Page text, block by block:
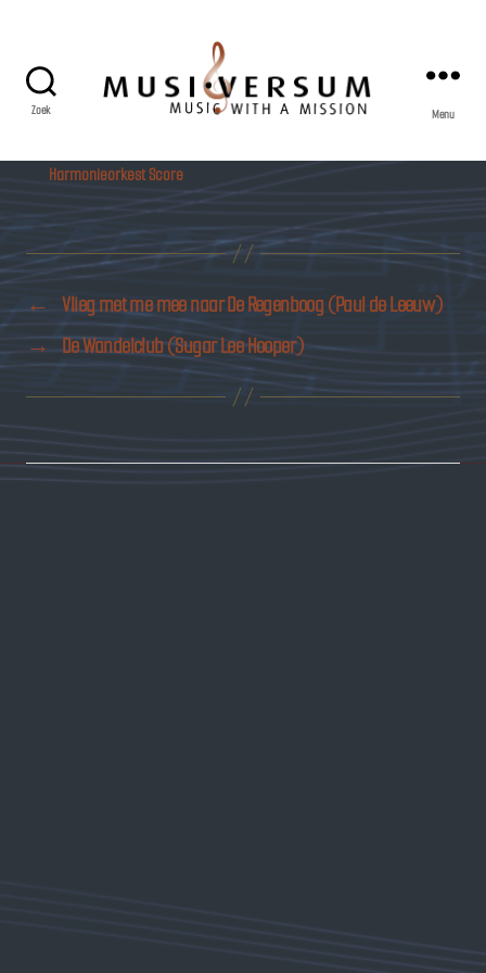
Zoek Menu
Harmonieorkest Score
←
Vlieg met me mee naar De Regenboog (Paul de Leeuw)
→ De Wandelclub (Sugar Lee Hooper)